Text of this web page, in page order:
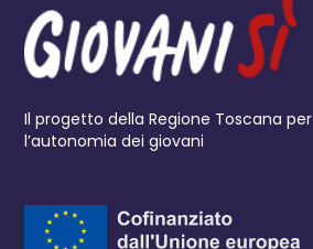
Il progetto della Regione Toscana per
l’autonomia dei giovani